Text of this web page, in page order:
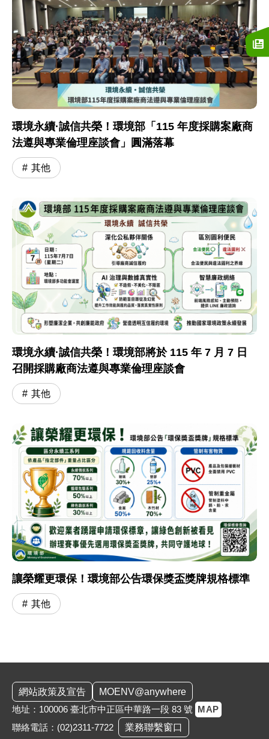
環境永續·誠信共榮！環境部「115 年度採購案廠商
法遵與專業倫理座談會」圓滿落幕
其他
環境永續·誠信共榮！環境部將於 115 年 7 月 7 日
召開採購廠商法遵與專業倫理座談會
其他
讓榮耀更環保！環境部公告環保獎盃獎牌規格標準
其他
網站政策及宣告
MOENV@anywhere
地址：100006 臺北市中正區中華路一段 83 號 MAP
聯絡電話： (02)2311-7722 業務聯繫窗口